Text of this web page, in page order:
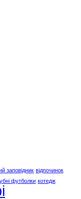
заповідник відпочинок
футболки котедж